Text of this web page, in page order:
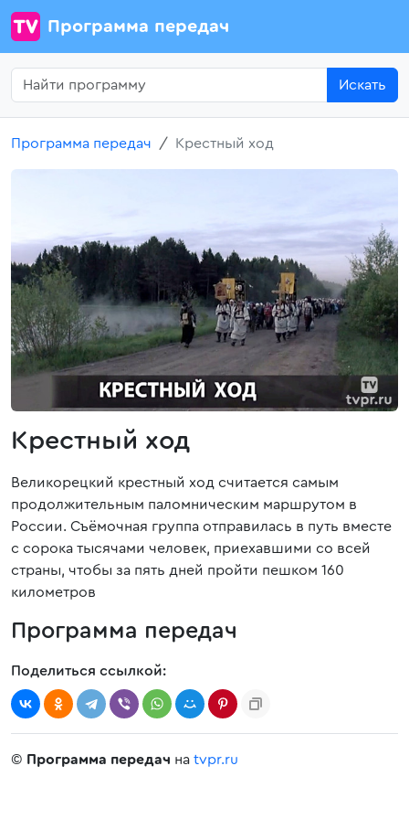
Программа передач
Искать
Программа передач Крестный ход
Крестный ход
Великорецкий крестный ход считается самым
продолжительным паломническим маршрутом в
России. Съёмочная группа отправилась в путь вместе
с сорока тысячами человек, приехавшими со всей
страны, чтобы за пять дней пройти пешком 160
километров
Программа передач
Поделиться ссылкой:
© Программа передач на tvpr.ru